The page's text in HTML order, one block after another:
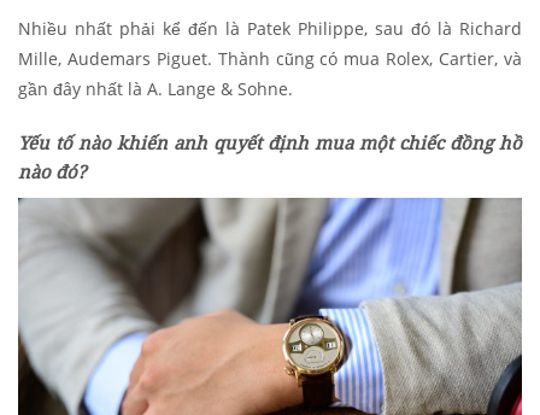
Nhiều nhất phải kể đến là Patek Philippe, sau đó là Richard
Mille, Audemars Piguet. Thành cũng có mua Rolex, Cartier, và
gần đây nhất là A. Lange & Sohne.
Yếu tố nào khiến anh quyết định mua một chiếc đồng hồ
nào đó?